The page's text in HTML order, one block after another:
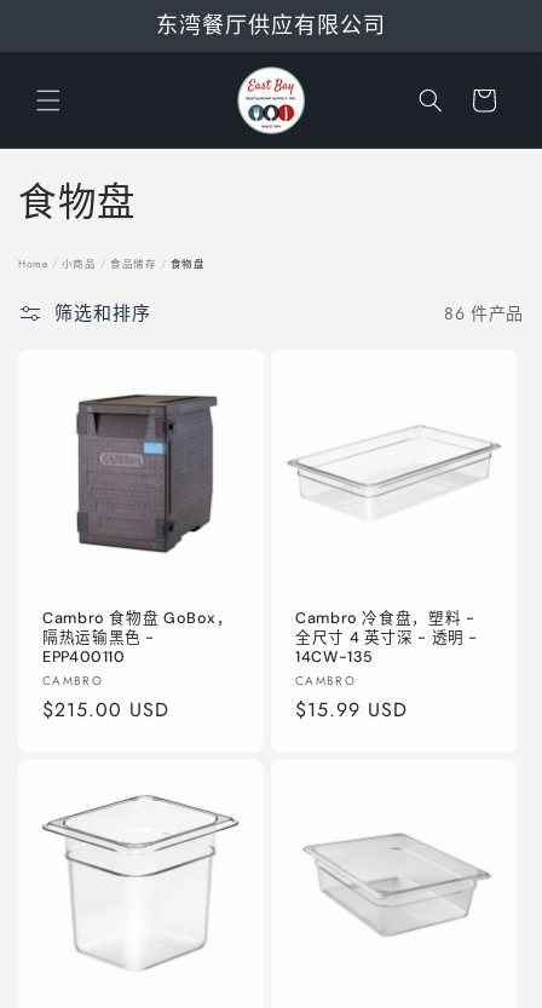
东湾餐厅供应有限公司
物
收
藏
:
食物盘
Home / 小商品 / 食品储存 / 食物盘
筛选和排序 86 件产品
Cambro 食物盘 GoBox，
隔热运输黑色 -
EPP400110
厂
商：
CAMBRO
常
$215.00 USD
Cambro 冷食盘，塑料 -
全尺寸 4 英寸深 - 透明 -
14CW-135
厂
商：
CAMBRO
常
$15.99 USD